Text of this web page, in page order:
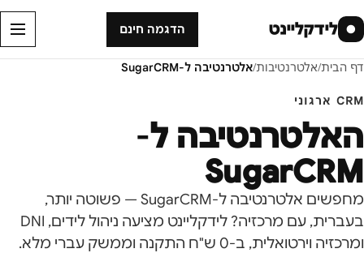
● לידקליינט הדגמה חינם
דף הבית/אלטרנטיבות/אלטרנטיבה ל-SugarCRM
CRM ארגוני
האלטרנטיבה ל-
SugarCRM
מחפשים אלטרנטיבה ל-SugarCRM — פשוטה יותר,
בעברית, עם מרכזיה? לידקליינט מציעה ניהול לידים, DNI
ומרכזיה וירטואלית, ב-0 ש"ח התקנה וממשק עברי מלא.